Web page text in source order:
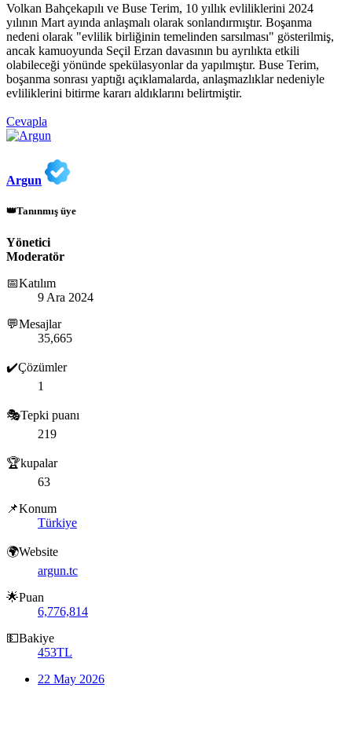
Volkan Bahçekapılı ve Buse Terim, 10 yıllık evliliklerini 2024
yılının Mart ayında anlaşmalı olarak sonlandırmıştır. Boşanma
nedeni olarak "evlilik birliğinin temelinden sarsılması" gösterilmiş,
ancak kamuoyunda Seçil Erzan davasının bu ayrılıkta etkili
olabileceği yönünde spekülasyonlar da yapılmıştır. Buse Terim,
boşanma sonrası yaptığı açıklamalarda, anlaşmazlıklar nedeniyle
evliliklerini bitirme kararı aldıklarını belirtmiştir.
Cevapla
Argun
👑Tanınmış üye
Yönetici
Moderatör
📅Katılım
9 Ara 2024
💬Mesajlar
35,665
✔️Çözümler
1
🎭Tepki puanı
219
🏆kupalar
63
📌Konum
Türkiye
🌍Website
argun.tc
🌟Puan
6,776,814
💵Bakiye
453TL
22 May 2026